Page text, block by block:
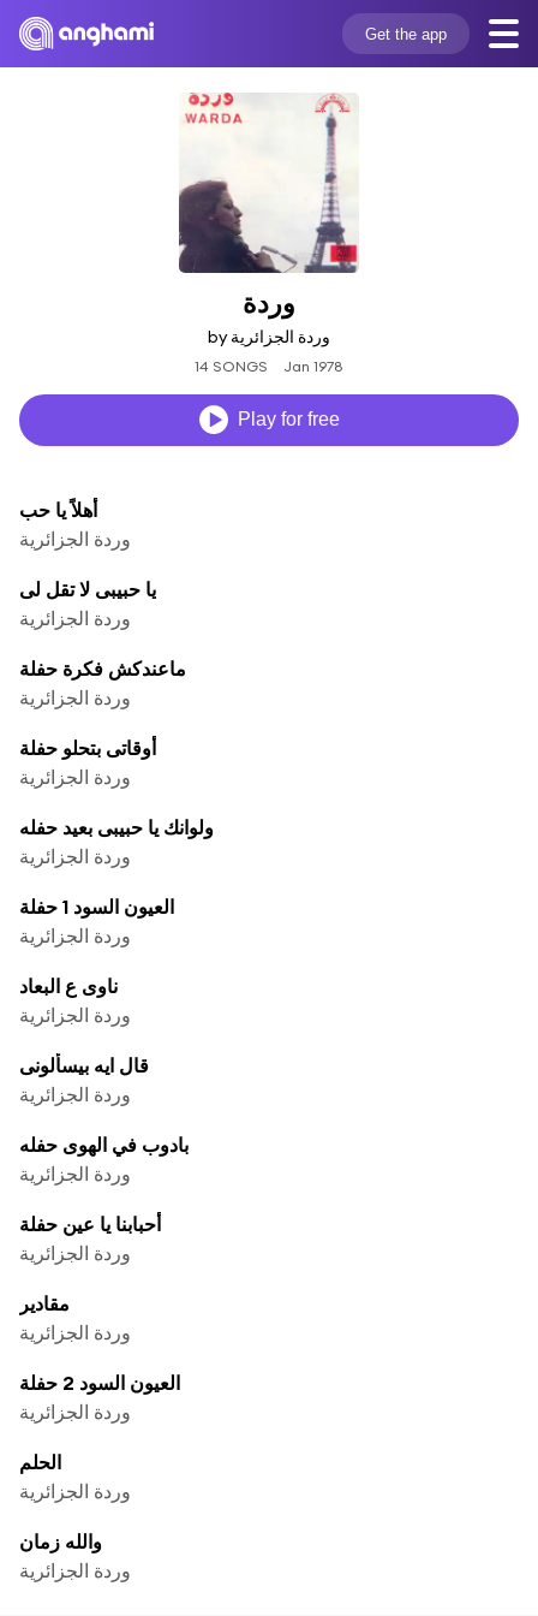
Get the app
وردة
by وردة الجزائرية
14 SONGS Jan 1978
Play for free
أهلاً يا حب
وردة الجزائرية
يا حبيبى لا تقل لى
وردة الجزائرية
ماعندكش فكرة حفلة
وردة الجزائرية
أوقاتى بتحلو حفلة
وردة الجزائرية
ولوانك يا حبيبى بعيد حفله
وردة الجزائرية
العيون السود 1 حفلة
وردة الجزائرية
ناوى ع البعاد
وردة الجزائرية
قال ايه بيسألونى
وردة الجزائرية
بادوب في الهوى حفله
وردة الجزائرية
أحبابنا يا عين حفلة
وردة الجزائرية
مقادير
وردة الجزائرية
العيون السود 2 حفلة
وردة الجزائرية
الحلم
وردة الجزائرية
والله زمان
وردة الجزائرية